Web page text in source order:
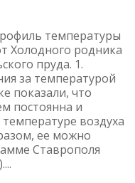
температуры
Холодного родника
пруда. 1.
за температурой
показали, что
постоянна и
воздуха
ее можно
Ставрополя